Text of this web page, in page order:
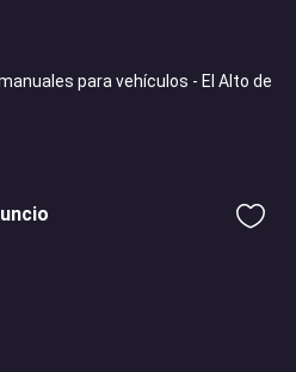
para vehículos - El Alto de